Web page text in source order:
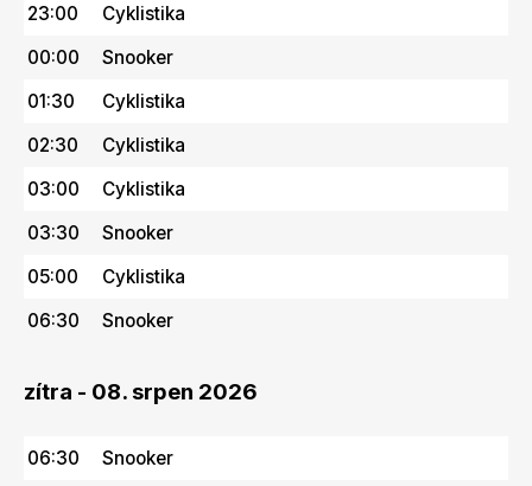
23:00
Cyklistika
00:00
Snooker
01:30
Cyklistika
02:30
Cyklistika
03:00
Cyklistika
03:30
Snooker
05:00
Cyklistika
06:30
Snooker
zítra - 08. srpen 2026
06:30
Snooker